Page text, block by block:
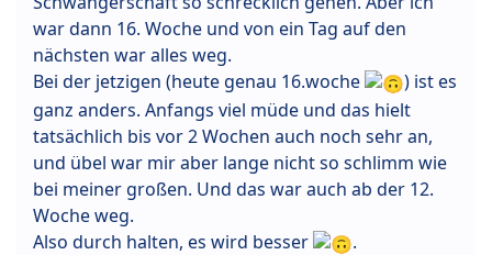
war dann 16. Woche und von ein Tag auf den
nächsten war alles weg.
Bei der jetzigen (heute genau 16.woche
) ist es
ganz anders. Anfangs viel müde und das hielt
tatsächlich bis vor 2 Wochen auch noch sehr an,
und übel war mir aber lange nicht so schlimm wie
bei meiner großen. Und das war auch ab der 12.
Woche weg.
Also durch halten, es wird besser
.